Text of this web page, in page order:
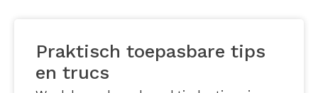
Praktisch toepasbare tips
en trucs